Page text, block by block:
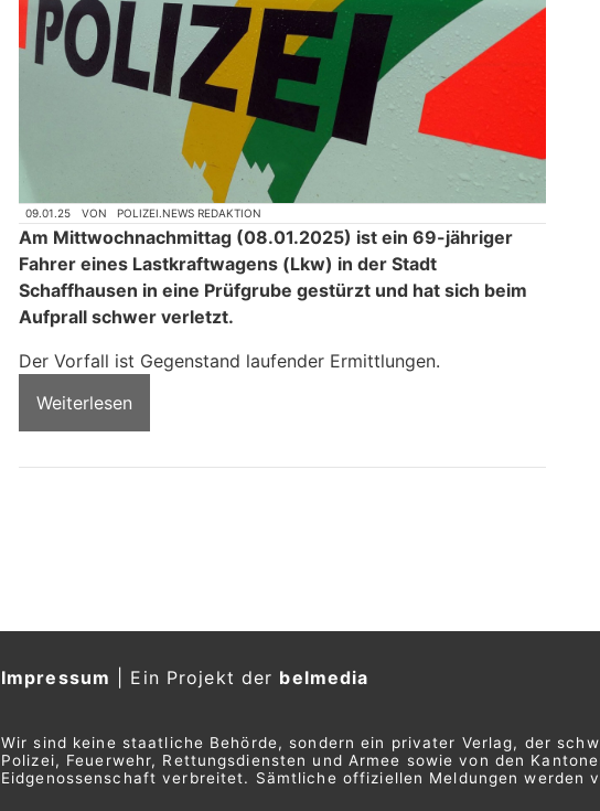
09.01.25 VON POLIZEI.NEWS REDAKTION
Am Mittwochnachmittag (08.01.2025) ist ein 69-jähriger
Fahrer eines Lastkraftwagens (Lkw) in der Stadt
Schaffhausen in eine Prüfgrube gestürzt und hat sich beim
Aufprall schwer verletzt.
Der Vorfall ist Gegenstand laufender Ermittlungen.
Weiterlesen
Impressum Ein Projekt der belmedia
Wir sind keine staatliche Behörde, sondern ein privater Verlag, der
Polizei, Feuerwehr, Rettungsdiensten und Armee sowie von den
Eidgenossenschaft verbreitet. Sämtliche offiziellen Meldungen werden